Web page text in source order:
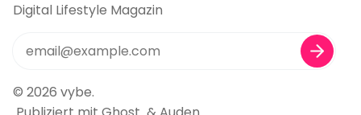
Digital Lifestyle Magazin
© 2026 vybe.